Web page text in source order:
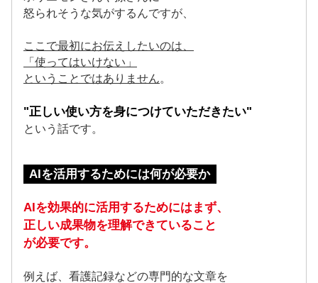
怒られそうな気がするんですが、
ここで最初にお伝えしたいのは、
「使ってはいけない」
ということではありません。
"正しい使い方を身につけていただきたい"
という話です。
AIを活用するためには何が必要か
AIを効果的に活用するためにはまず、
正しい成果物を理解できていること
が必要です。
例えば、看護記録などの専門的な文章を